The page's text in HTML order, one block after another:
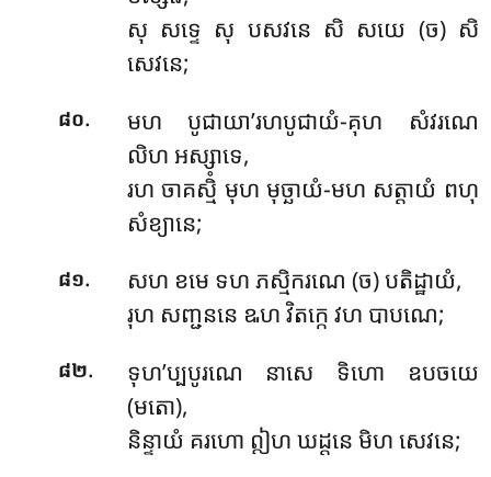
សុ សទ្ទេ សុ បសវនេ សិ សយេ (ច) សិ
សេវនេ;
៨០.
មហ បូជាយា’រហបូជាយំ-គុហ សំវរណេ
លិហ អស្សាទេ,
រហ ចាគស្មិំ មុហ មុច្ឆាយំ-មហ សត្តាយំ ពហុ
សំខ្យានេ;
៨១.
សហ ខមេ ទហ ភស្មិករណេ (ច) បតិដ្ឋាយំ,
រុហ សញ្ជននេ ឩហ វិតក្កេ វហ បាបណេ;
៨២.
ទុហ’ប្បបូរណេ នាសេ ទិហោ ឧបចយេ
(មតោ),
និន្ទាយំ គរហោ ឦហ ឃដ្ដនេ មិហ សេវនេ;